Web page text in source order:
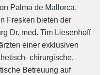
Palma de Mallorca.
Fresken bieten der
Dr. med. Tim Liesenhoff
einer exklusiven
chirurgische,
Betreuung auf